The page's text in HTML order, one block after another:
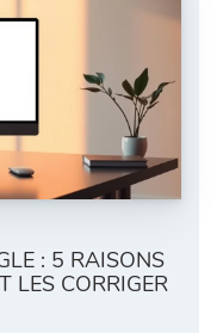
: 5 RAISONS
LES CORRIGER